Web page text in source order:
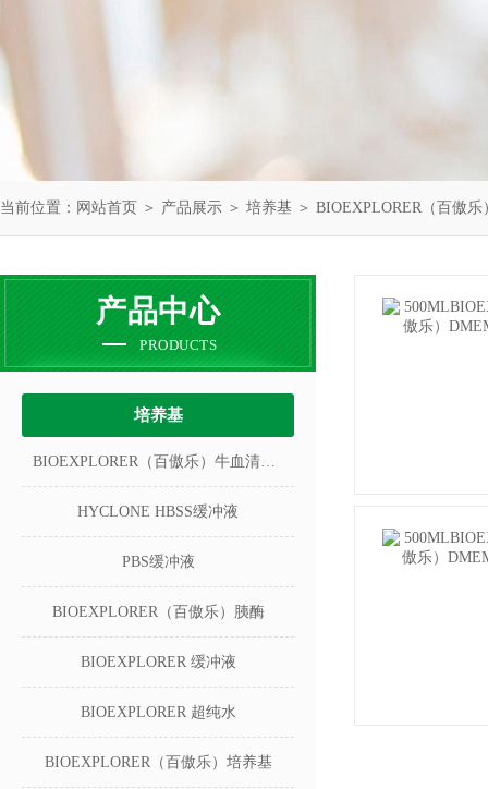
当前位置： 网站首页 ＞ 产品展示 ＞ 培养基 ＞ BIOEXPLORER（百傲
产品中心
PRODUCTS
培养基
BIOEXPLORER（百傲乐）牛血清白蛋白
HYCLONE HBSS缓冲液
PBS缓冲液
BIOEXPLORER（百傲乐）胰酶
BIOEXPLORER 缓冲液
BIOEXPLORER 超纯水
BIOEXPLORER（百傲乐）培养基